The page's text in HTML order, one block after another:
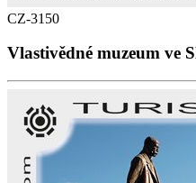
CZ-3150
Vlastivědné muzeum ve